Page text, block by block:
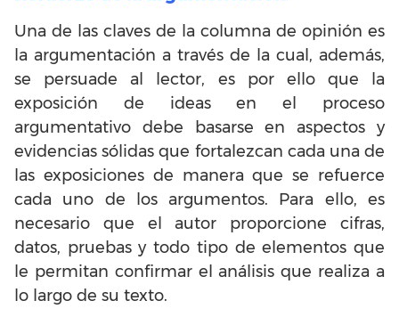
Una de las claves de la columna de opinión es
la argumentación a través de la cual, además,
se persuade al lector, es por ello que la
exposición de ideas en el proceso
argumentativo debe basarse en aspectos y
evidencias sólidas que fortalezcan cada una de
las exposiciones de manera que se refuerce
cada uno de los argumentos. Para ello, es
necesario que el autor proporcione cifras,
datos, pruebas y todo tipo de elementos que
le permitan confirmar el análisis que realiza a
lo largo de su texto.